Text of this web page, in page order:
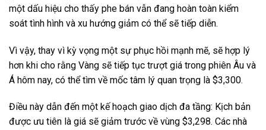
một dấu hiệu cho thấy phe bán vẫn đang hoàn toàn kiểm
soát tình hình và xu hướng giảm có thể sẽ tiếp diễn.
Vì vậy, thay vì kỳ vọng một sự phục hồi mạnh mẽ, sẽ hợp lý
hơn khi cho rằng Vàng sẽ tiếp tục trượt giá trong phiên Âu và
Á hôm nay, có thể tìm về mốc tâm lý quan trọng là $3,300.
Điều này dẫn đến một kế hoạch giao dịch đa tầng: Kịch bản
được ưu tiên là giá sẽ giảm trước về vùng $3,298. Các nhà